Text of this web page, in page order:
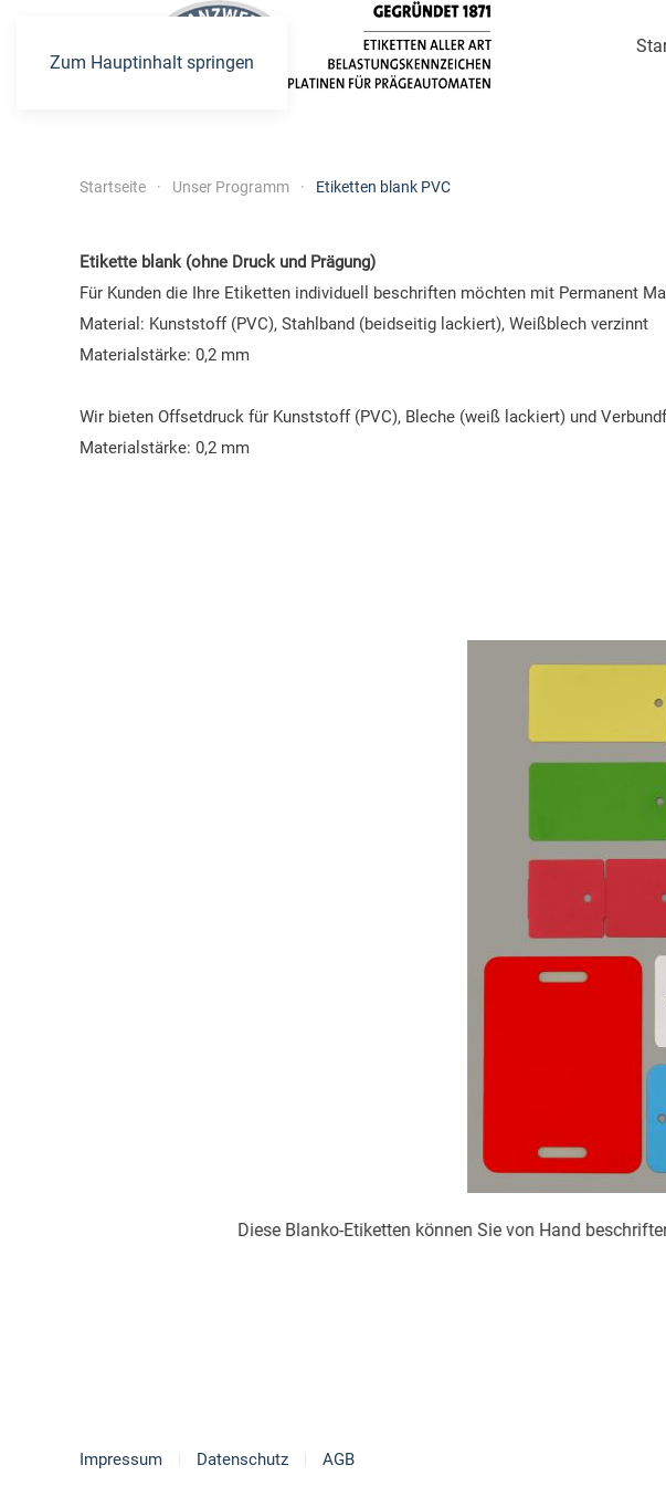
Zum Hauptinhalt springen
Startseite Unser Programm Etiketten blank PVC
Etikette blank (ohne Druck und Prägung)
Für Kunden die Ihre Etiketten individuell beschriften möchten mit Permanent
Material: Kunststoff (PVC), Stahlband (beidseitig lackiert), Weißblech verzinnt
Materialstärke: 0,2 mm
Wir bieten Offsetdruck für Kunststoff (PVC), Bleche (weiß lackiert) und
Materialstärke: 0,2 mm
Diese Blanko-Etiketten können Sie von Hand
Impressum Datenschutz AGB